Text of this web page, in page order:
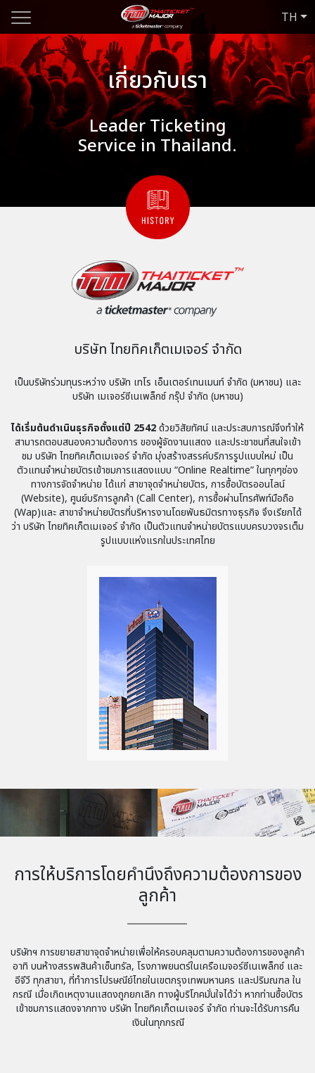
TH
เกี่ยวกับเรา
Leader Ticketing
Service in Thailand.
บริษัท ไทยทิคเก็ตเมเจอร์ จำกัด
เป็นบริษัทร่วมทุนระหว่าง บริษัท เทโร เอ็นเตอร์เทนเมนท์ จำกัด (มหาชน) และ
บริษัท เมเจอร์ซีเนเพล็กซ์ กรุ๊ป จำกัด (มหาชน)
ได้เริ่มต้นดำเนินธุรกิจตั้งแต่ปี 2542ด้วยวิสัยทัศน์ และประสบการณ์จึงทำให้
สามารถตอบสนองความต้องการ ของผู้จัดงานแสดง และประชาชนที่สนใจเข้า
ชม บริษัท ไทยทิคเก็ตเมเจอร์ จำกัด มุ่งสร้างสรรค์บริการรูปแบบใหม่ เป็น
ตัวแทนจำหน่ายบัตรเข้าชมการแสดงแบบ “Online Realtime” ในทุกๆช่อง
ทางการจัดจำหน่าย ได้แก่ สาขาจุดจำหน่ายบัตร, การซื้อบัตรออนไลน์
(Website), ศูนย์บริการลูกค้า (Call Center), การซื้อผ่านโทรศัพท์มือถือ
(Wap)และ สาขาจำหน่ายบัตรที่บริหารงานโดยพันธมิตรทางธุรกิจ จึงเรียกได้
ว่า บริษัท ไทยทิคเก็ตเมเจอร์ จำกัด เป็นตัวแทนจำหน่ายบัตรแบบครบวงจรเต็ม
รูปแบบแห่งแรกในประเทศไทย
การให้บริการโดยคำนึงถึงความต้องการของ
ลูกค้า
บริษัทฯ การขยายสาขาจุดจำหน่ายเพื่อให้ครอบคลุมตามความต้องการของลูกค้า
อาทิ บนห้างสรรพสินค้าเซ็นทรัล, โรงภาพยนตร์ในเครือเมจอร์ซีเนเพล็กซ์ และ
อีจีวี ทุกสาขา, ที่ทำการไปรษณีย์ไทยในเขตกรุงเทพมหานคร และปริมณฑล ใน
กรณี เมื่อเกิดเหตุงานแสดงถูกยกเลิก ทางผู้บริโภคมั่นใจได้ว่า หากท่านซื้อบัตร
เข้าชมการแสดงจากทาง บริษัท ไทยทิคเก็ตเมเจอร์ จำกัด ท่านจะได้รับการคืน
เงินในทุกกรณี